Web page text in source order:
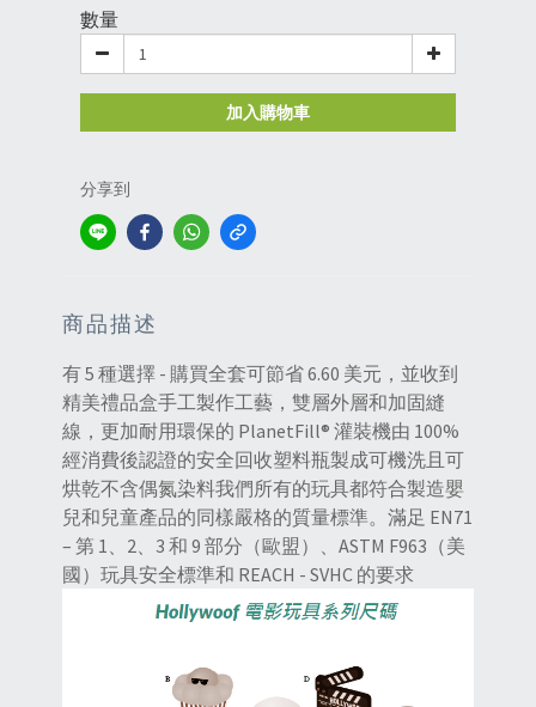
數量
加入購物車
分享到
商品描述
有 5 種選擇 - 購買全套可節省 6.60 美元，並收到
精美禮品盒手工製作工藝，雙層外層和加固縫
線，更加耐用環保的 PlanetFill® 灌裝機由 100%
經消費後認證的安全回收塑料瓶製成可機洗且可
烘乾不含偶氮染料我們所有的玩具都符合製造嬰
兒和兒童產品的同樣嚴格的質量標準。滿足 EN71
– 第 1、2、3 和 9 部分（歐盟）、ASTM F963（美
國）玩具安全標準和 REACH - SVHC 的要求